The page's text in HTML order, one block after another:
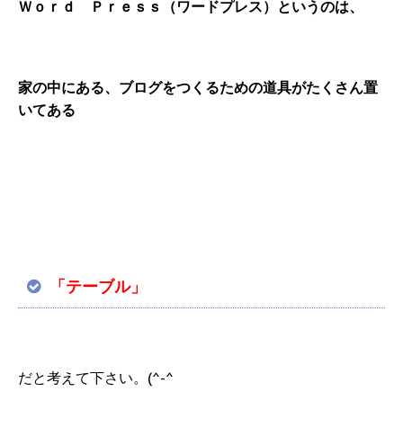
Ｗｏｒｄ Ｐｒｅｓｓ（ワードプレス）というのは、
家の中にある、ブログをつくるための道具がたくさん置
いてある
「テーブル」
だと考えて下さい。(^-^